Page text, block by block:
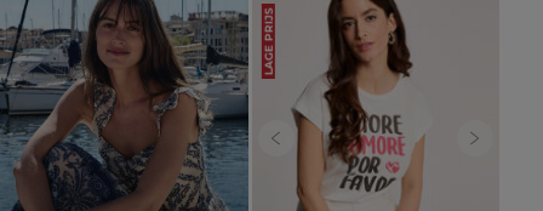
LAGE PRIJS
Previous Next